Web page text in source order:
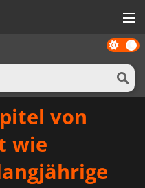
Dark
mode
von
wie